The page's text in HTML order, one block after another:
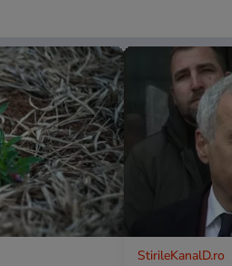
StirileKanalD.ro